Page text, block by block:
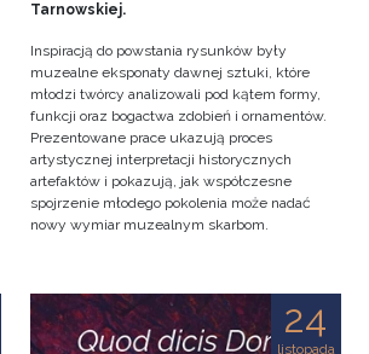
Tarnowskiej.
Inspiracją do powstania rysunków były
muzealne eksponaty dawnej sztuki, które
młodzi twórcy analizowali pod kątem formy,
funkcji oraz bogactwa zdobień i ornamentów.
Prezentowane prace ukazują proces
artystycznej interpretacji historycznych
artefaktów i pokazują, jak współczesne
spojrzenie młodego pokolenia może nadać
nowy wymiar muzealnym skarbom.
24
listopada